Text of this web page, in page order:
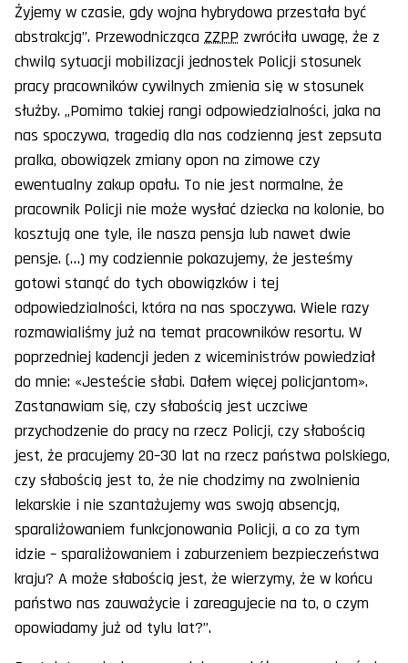
Żyjemy w czasie, gdy wojna hybrydowa przestała być
abstrakcją”. Przewodnicząca ZZPP zwróciła uwagę, że z
chwilą sytuacji mobilizacji jednostek Policji stosunek
pracy pracowników cywilnych zmienia się w stosunek
służby. „Pomimo takiej rangi odpowiedzialności, jaka na
nas spoczywa, tragedią dla nas codzienną jest zepsuta
pralka, obowiązek zmiany opon na zimowe czy
ewentualny zakup opału. To nie jest normalne, że
pracownik Policji nie może wysłać dziecka na kolonie, bo
kosztują one tyle, ile nasza pensja lub nawet dwie
pensje. (…) my codziennie pokazujemy, że jesteśmy
gotowi stanąć do tych obowiązków i tej
odpowiedzialności, która na nas spoczywa. Wiele razy
rozmawialiśmy już na temat pracowników resortu. W
poprzedniej kadencji jeden z wiceministrów powiedział
do mnie: «Jesteście słabi. Dałem więcej policjantom».
Zastanawiam się, czy słabością jest uczciwe
przychodzenie do pracy na rzecz Policji, czy słabością
jest, że pracujemy 20–30 lat na rzecz państwa polskiego,
czy słabością jest to, że nie chodzimy na zwolnienia
lekarskie i nie szantażujemy was swoją absencją,
sparaliżowaniem funkcjonowania Policji, a co za tym
idzie – sparaliżowaniem i zaburzeniem bezpieczeństwa
kraju? A może słabością jest, że wierzymy, że w końcu
państwo nas zauważycie i zareagujecie na to, o czym
opowiadamy już od tylu lat?”.